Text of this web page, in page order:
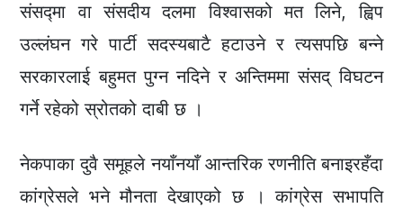
संसद्मा वा संसदीय दलमा विश्वासको मत लिने, ह्विप
उल्लंघन गरे पार्टी सदस्यबाटै हटाउने र त्यसपछि बन्ने
सरकारलाई बहुमत पुग्न नदिने र अन्तिममा संसद् विघटन
गर्ने रहेको स्रोतको दाबी छ ।
नेकपाका दुवै समूहले नयाँनयाँ आन्तरिक रणनीति बनाइरहँदा
कांग्रेसले भने मौनता देखाएको छ । कांग्रेस सभापति